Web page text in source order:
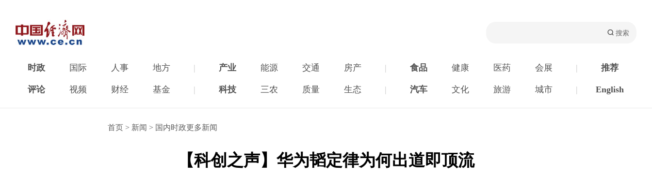
时政 国际 人事 地方 | 产业 能源 交通 房产 | 食品 健康 医药 会展 | 推荐
评论 视频 财经 基金 | 科技 三农 质量 生态 | 汽车 文化 旅游 城市 | English
首页 > 新闻 > 国内时政更多新闻
【科创之声】华为韬定律为何出道即顶流